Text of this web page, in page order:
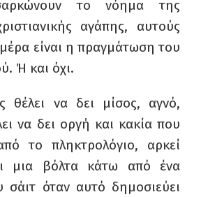
το νόημα της
αγάπης, αυτούς
είναι η πραγμάτωση του
Ή και όχι.
θέλει να δει μίσος, αγνό,
να δει οργή και κακία που
το πληκτρολόγιο, αρκεί
μια βόλτα κάτω από ένα
σάιτ όταν αυτό δημοσιεύει